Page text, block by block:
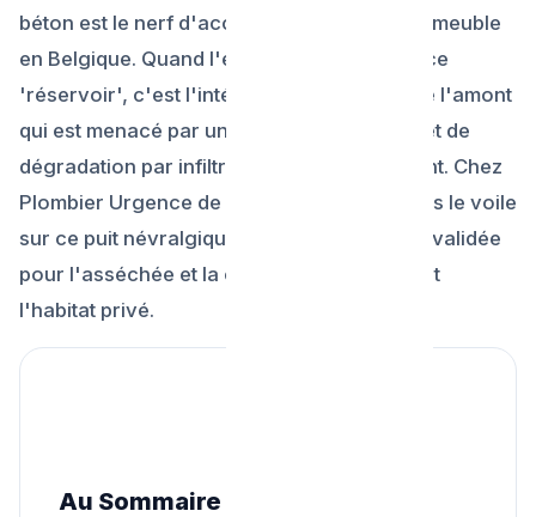
béton est le nerf d'accès de l'égout d'un immeuble
en Belgique. Quand l'engorgement frappe ce
'réservoir', c'est l'intégralité du domicile de l'amont
qui est menacé par un dysfonctionnement et de
dégradation par infiltrations dans le bâtiment. Chez
Plombier Urgence de Bruxelles, nous levons le voile
sur ce puit névralgique et la seule méthode validée
pour l'asséchée et la curer sans polluer tout
l'habitat privé.
Au Sommaire de l'article